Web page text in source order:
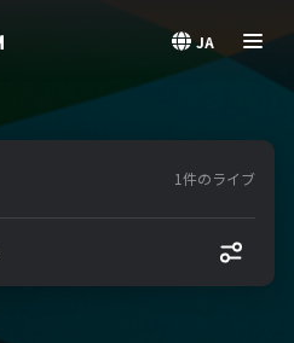
JA
1件のライブ